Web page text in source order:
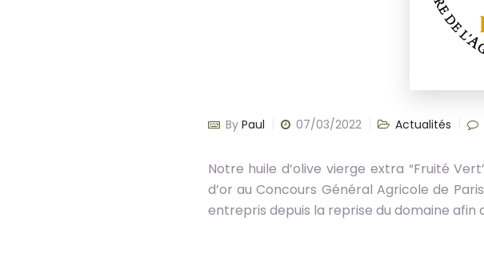
By Paul 07/03/2022 Actualités
Notre huile d’olive vierge extra “Fruité
d’or au Concours Général Agricole de
entrepris depuis la reprise du domaine afin